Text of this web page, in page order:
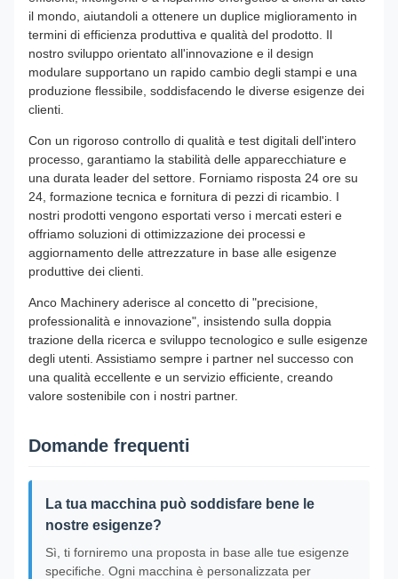
il mondo, aiutandoli a ottenere un duplice miglioramento in
termini di efficienza produttiva e qualità del prodotto. Il
nostro sviluppo orientato all'innovazione e il design
modulare supportano un rapido cambio degli stampi e una
produzione flessibile, soddisfacendo le diverse esigenze dei
clienti.
Con un rigoroso controllo di qualità e test digitali dell'intero
processo, garantiamo la stabilità delle apparecchiature e
una durata leader del settore. Forniamo risposta 24 ore su
24, formazione tecnica e fornitura di pezzi di ricambio. I
nostri prodotti vengono esportati verso i mercati esteri e
offriamo soluzioni di ottimizzazione dei processi e
aggiornamento delle attrezzature in base alle esigenze
produttive dei clienti.
Anco Machinery aderisce al concetto di "precisione,
professionalità e innovazione", insistendo sulla doppia
trazione della ricerca e sviluppo tecnologico e sulle esigenze
degli utenti. Assistiamo sempre i partner nel successo con
una qualità eccellente e un servizio efficiente, creando
valore sostenibile con i nostri partner.
Domande frequenti
La tua macchina può soddisfare bene le
nostre esigenze?
Sì, ti forniremo una proposta in base alle tue esigenze
specifiche. Ogni macchina è personalizzata per